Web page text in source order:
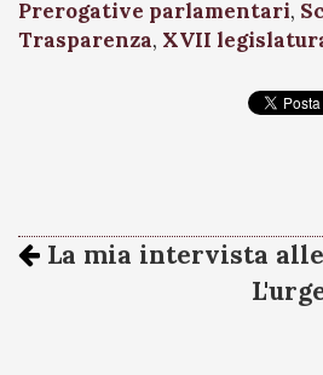
Prerogative parlamentari,
Trasparenza, XVII
La mia intervista